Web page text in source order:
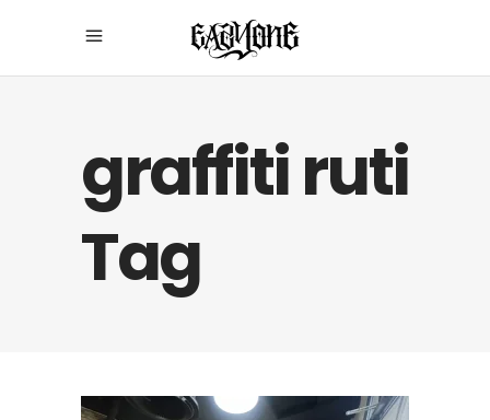
graffiti ruti
Tag